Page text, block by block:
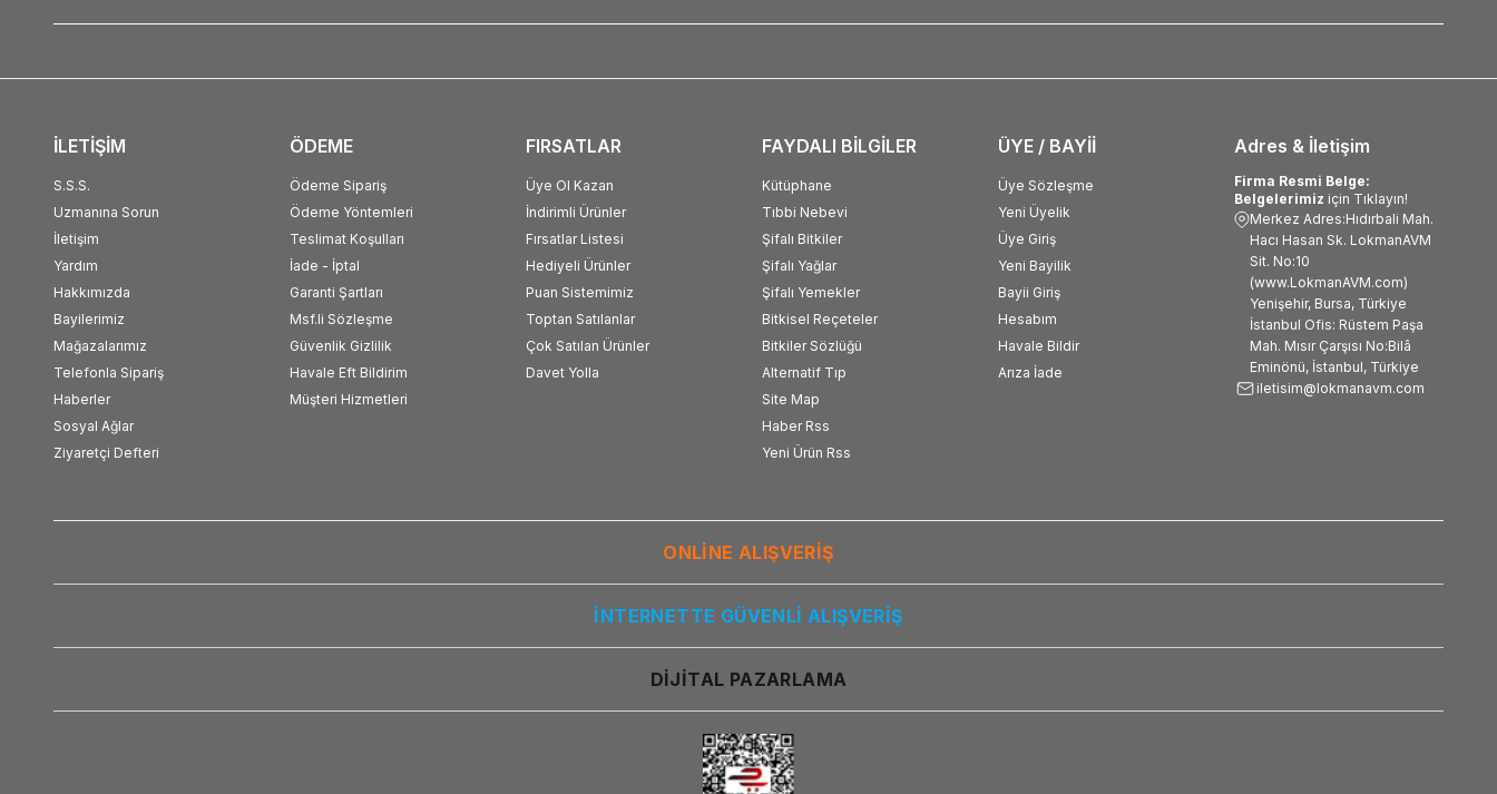
Adres & İletişim
Firma Resmi Belge:
Belgelerimiz için Tıklayın!
Merkez Adres:Hıdırbali Mah.
Hacı Hasan Sk. LokmanAVM
Sit. No:10
(www.LokmanAVM.com)
Yenişehir, Bursa, Türkiye
İstanbul Ofis: Rüstem Paşa
Mah. Mısır Çarşısı No:Bilâ
Eminönü, İstanbul, Türkiye
iletisim@lokmanavm.com
İLETİŞİM
S.S.S.
Uzmanına Sorun
İletişim
Yardım
Hakkımızda
Bayilerimiz
Mağazalarımız
Telefonla Sipariş
Haberler
Sosyal Ağlar
Ziyaretçi Defteri
ÖDEME
Ödeme Sipariş
Ödeme Yöntemleri
Teslimat Koşulları
İade - İptal
Garanti Şartları
Msf.li Sözleşme
Güvenlik Gizlilik
Havale Eft Bildirim
Müşteri Hizmetleri
FIRSATLAR
Üye Ol Kazan
İndirimli Ürünler
Fırsatlar Listesi
Hediyeli Ürünler
Puan Sistemimiz
Toptan Satılanlar
Çok Satılan Ürünler
Davet Yolla
FAYDALI BİLGİLER
Kütüphane
Tıbbi Nebevi
Şifalı Bitkiler
Şifalı Yağlar
Şifalı Yemekler
Bitkisel Reçeteler
Bitkiler Sözlüğü
Alternatif Tıp
Site Map
Haber Rss
Yeni Ürün Rss
ÜYE / BAYİİ
Üye Sözleşme
Yeni Üyelik
Üye Giriş
Yeni Bayilik
Bayii Giriş
Hesabım
Havale Bildir
Arıza İade
ONLİNE ALIŞVERİŞ
İNTERNETTE GÜVENLİ ALIŞVERİŞ
DİJİTAL PAZARLAMA